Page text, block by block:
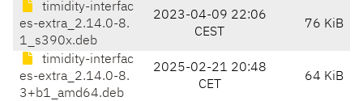
timidity-interfac
es-extra_2.14.0-8.
1_s390x.deb
2023-04-09 22:06
CEST
76 KiB
timidity-interfac
es-extra_2.14.0-8.
3+b1_amd64.deb
2025-02-21 20:48
CET
64 KiB